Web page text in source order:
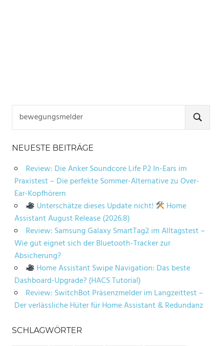
nach:
SUCHEN
NEUESTE BEITRÄGE
Review: Die Anker Soundcore Life P2 In-Ears im
Praxistest – Die perfekte Sommer-Alternative zu Over-
Ear-Kopfhörern
Unterschätze dieses Update nicht!
Home
Assistant August Release (2026.8)
Review: Samsung Galaxy SmartTag2 im Alltagstest –
Wie gut eignet sich der Bluetooth-Tracker zur
Absicherung?
Home Assistant Swipe Navigation: Das beste
Dashboard-Upgrade? (HACS Tutorial)
Review: SwitchBot Präsenzmelder im Langzeittest –
Der verlässliche Hüter für Home Assistant & Redundanz
SCHLAGWÖRTER